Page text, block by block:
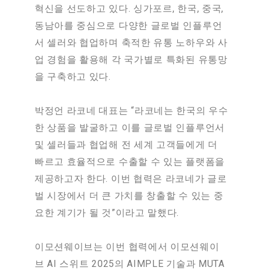
혁신을 선도하고 있다. 싱가포르, 한국, 중국,
동남아를 중심으로 다양한 글로벌 인플루언
서 셀러와 협업하며 축적한 유통 노하우와 사
업 경험을 활용해 각 국가별로 특화된 유통망
을 구축하고 있다.
박정언 라코네 대표는 “라코네는 한국의 우수
한 상품을 발굴하고 이를 글로벌 인플루언서
및 셀러들과 협업해 전 세계 고객들에게 더
빠르고 효율적으로 수출할 수 있는 플랫폼을
제공하고자 한다. 이번 협력은 라코네가 글로
벌 시장에서 더 큰 가치를 창출할 수 있는 중
요한 계기가 될 것”이라고 말했다.
이모션웨이브는 이번 협력에서 이모션웨이
브 AI 스위트 2025의 AIMPLE 기술과 MUTA